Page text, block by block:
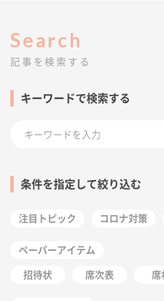
Search
記事を検索する
キーワードで検索する
条件を指定して絞り込む
注目トピック コロナ対策
ペーパーアイテム
招待状 席次表 席